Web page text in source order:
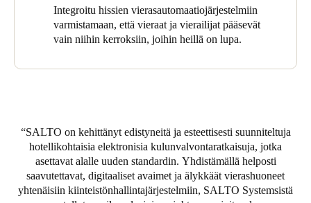
Finland
FinnishEnglish
Integroitu hissien vierasautomaatiojärjestelmiin
varmistamaan, että vieraat ja vierailijat pääsevät
vain niihin kerroksiin, joihin heillä on lupa.
SALTO on kehittänyt edistyneitä ja esteettisesti suunniteltuja
hotellikohtaisia ​​elektronisia kulunvalvontaratkaisuja, jotka
asettavat alalle uuden standardin. Yhdistämällä helposti
saavutettavat, digitaaliset avaimet ja älykkäät vierashuoneet
yhtenäisiin kiinteistönhallintajärjestelmiin, SALTO Systemsistä